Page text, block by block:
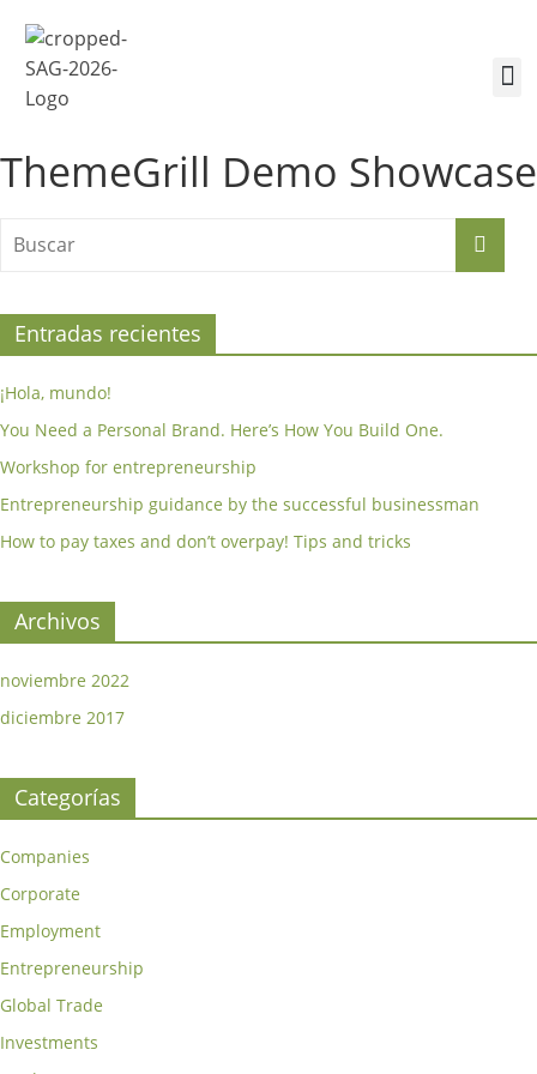
ThemeGrill Demo Showcase
Entradas recientes
¡Hola, mundo!
You Need a Personal Brand. Here’s How You Build One.
Workshop for entrepreneurship
Entrepreneurship guidance by the successful businessman
How to pay taxes and don’t overpay! Tips and tricks
Archivos
noviembre 2022
diciembre 2017
Categorías
Companies
Corporate
Employment
Entrepreneurship
Global Trade
Investments